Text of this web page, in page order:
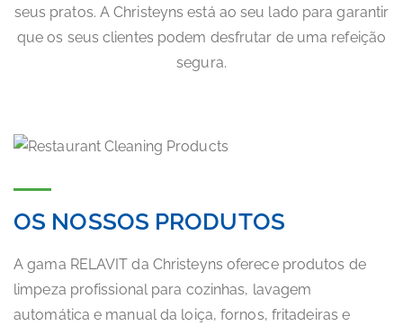
seus pratos. A Christeyns está ao seu lado para garantir
que os seus clientes podem desfrutar de uma refeição
segura.
OS NOSSOS PRODUTOS
A gama RELAVIT da Christeyns oferece produtos de
limpeza profissional para cozinhas, lavagem
automática e manual da loiça, fornos, fritadeiras e